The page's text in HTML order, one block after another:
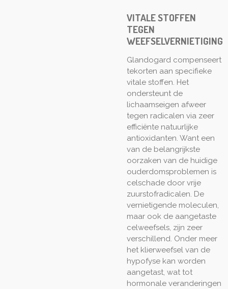
VITALE STOFFEN
TEGEN
WEEFSELVERNIETIGING
Glandogard compenseert
tekorten aan specifieke
vitale stoffen. Het
ondersteunt de
lichaamseigen afweer
tegen radicalen via zeer
efficiënte natuurlijke
antioxidanten. Want een
van de belangrijkste
oorzaken van de huidige
ouderdomsproblemen is
celschade door vrije
zuurstofradicalen. De
vernietigende moleculen,
maar ook de aangetaste
celweefsels, zijn zeer
verschillend. Onder meer
het klierweefsel van de
hypofyse kan worden
aangetast, wat tot
hormonale veranderingen